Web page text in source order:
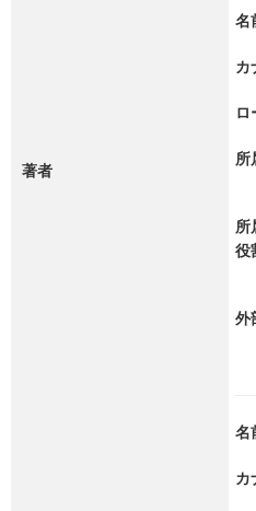
著者
名
カ
ロ
所
所
役
外
名
カ